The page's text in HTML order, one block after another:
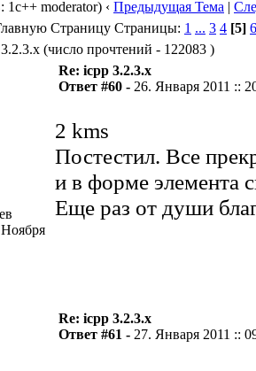
1c++ moderator) ‹ Предыдущая Тема |
Страницы: 1 ... 3 4 [5] 6
(число прочтений - 122083 )
Re: icpp 3.2.3.x
Ответ #60 - 26. Января 2011 ::
2 kms
Постестил. Все
и в форме элемента
Еще раз от души
Re: icpp 3.2.3.x
Ответ #61 - 27. Января 2011 ::